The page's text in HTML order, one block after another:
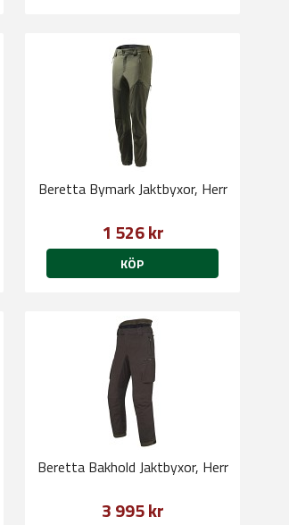
Beretta Bymark Jaktbyxor, Herr
1 526 kr
KÖP
Beretta Bakhold Jaktbyxor, Herr
3 995 kr